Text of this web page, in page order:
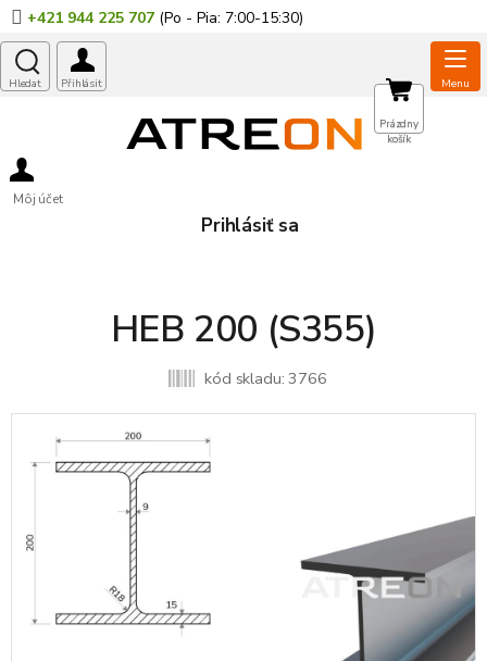
Prejsť
na
obsah
+421 944 225 707
Môj účet
Prihlásiť sa
NÁKUPNÝ
KOŠÍK
Prázdny
košík
HEB 200 (S355)
kód skladu: 3766